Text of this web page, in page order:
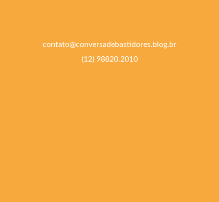
contato@conversadebastidores.blog.br
(12) 98820.2010